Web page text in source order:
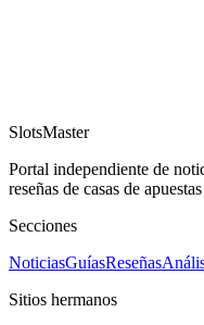
SlotsMaster
Portal independiente de
reseñas de casas de
Secciones
NoticiasGuíasReseñas
Sitios hermanos